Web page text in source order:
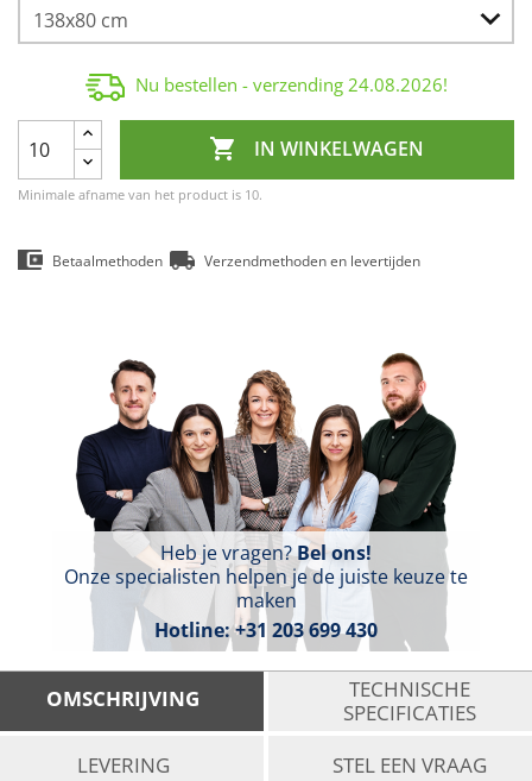
Nu bestellen - verzending 24.08.2026!
 IN WINKELWAGEN
Minimale afname van het product is 10.
Betaalmethoden Verzendmethoden en levertijden
Heb je vragen?Bel ons!
Onze specialisten helpen je de juiste keuze te
maken
Hotline:+31 203 699 430
OMSCHRIJVING
TECHNISCHE
SPECIFICATIES
LEVERING
STEL EEN VRAAG